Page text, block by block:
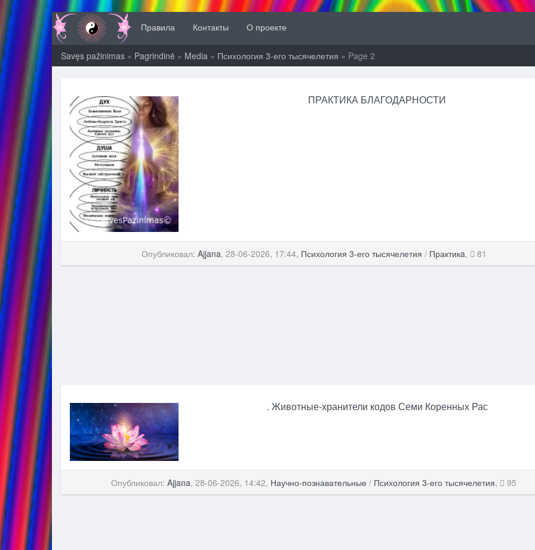
Правила Контакты О проекте
Savęs pažinimas » Pagrindinė » Media » Психология 3-его тысячелетия » Page 2
ПРАКТИКА БЛАГОДАРНОСТИ
Опубликовал: Ajjana, 28-06-2026, 17:44, Психология 3-его тысячелетия / Практикa, 81
. Животные-хранители кодов Семи Коренных Рас
Опубликовал:Ajjana, 28-06-2026, 14:42, Научно-познавательные / Психология 3-его тысячелетия, 95